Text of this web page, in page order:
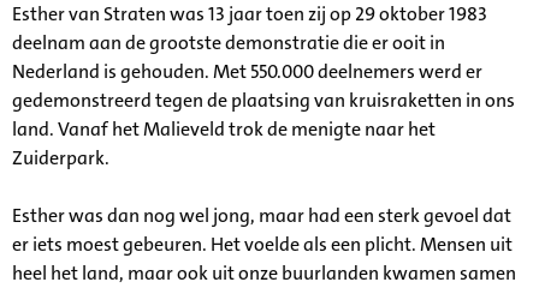
Esther van Straten was 13 jaar toen zij op 29 oktober 1983
deelnam aan de grootste demonstratie die er ooit in
Nederland is gehouden. Met 550.000 deelnemers werd er
gedemonstreerd tegen de plaatsing van kruisraketten in ons
land. Vanaf het Malieveld trok de menigte naar het
Zuiderpark.
Esther was dan nog wel jong, maar had een sterk gevoel dat
er iets moest gebeuren. Het voelde als een plicht. Mensen uit
heel het land, maar ook uit onze buurlanden kwamen samen